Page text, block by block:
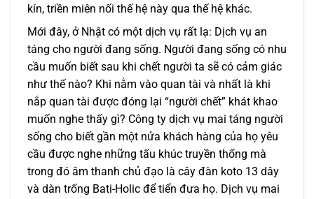
kín, triền miên nối thế hệ này qua thế hệ khác.
Mới đây, ở Nhật có một dịch vụ rất lạ: Dịch vụ an
táng cho người đang sống. Người đang sống có nhu
cầu muốn biết sau khi chết người ta sẽ có cảm giác
như thế nào? Khi nằm vào quan tài và nhất là khi
nắp quan tài được đóng lại “người chết” khát khao
muốn nghe thấy gì? Công ty dịch vụ mai táng người
sống cho biết gần một nửa khách hàng của họ yêu
cầu được nghe những tấu khúc truyền thống mà
trong đó âm thanh chủ đạo là cây đàn koto 13 dây
và dàn trống Bati-Holic để tiển đưa họ. Dịch vụ mai